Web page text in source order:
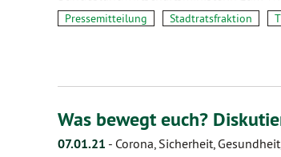
Pressemitteilung Stadtratsfraktion
Was bewegt euch?
07.01.21 - Corona, Sicherheit,